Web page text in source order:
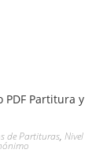
de Partituras, Nivel